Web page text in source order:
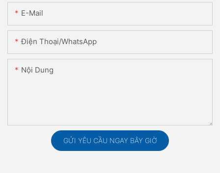
E-Mail
Điện Thoại/WhatsApp
Nội Dung
GỬI YÊU CẦU NGAY BÂY GIỜ